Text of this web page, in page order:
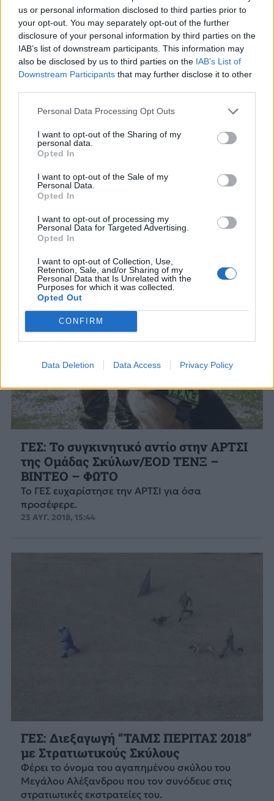
us or personal information disclosed to third parties prior to
your opt-out. You may separately opt-out of the further
disclosure of your personal information by third parties on the
IAB’s list of downstream participants. This information may
also be disclosed by us to third parties on the IAB’s List of
Downstream Participants that may further disclose it to other
Personal Data Processing Opt Outs
I want to opt-out of the Sharing of my
personal data.
Opted In
I want to opt-out of the Sale of my
Personal Data.
Opted In
I want to opt-out of processing my
Personal Data for Targeted Advertising.
Opted In
I want to opt-out of Collection, Use,
Retention, Sale, and/or Sharing of my
Personal Data that Is Unrelated with the
Purposes for which it was collected.
Opted Out
CONFIRM
Data Deletion Data Access Privacy Policy
Στεφανή στους τετράποδους κομμάντο
του ΣΞ
4 ΟΚΤ. 2018, 22:52
ΓΕΣ: Το συγκινητικό αντίο στην ΑΡΤΣΙ
της Ομάδας Σκύλων/EOD ΤΕΝΞ –
ΒΙΝΤΕΟ – ΦΩΤΟ
Το ΓΕΣ ευχαρίστησε την ΑΡΤΣΙ για όσα
προσέφερε.
23 ΑΥΓ. 2018, 15:44
ΓΕΣ: Διεξαγωγή “ΤΑΜΣ ΠΕΡΙΤΑΣ 2018”
με Στρατιωτικούς Σκύλους
Φέρει το όνομα του αγαπημένου σκύλου του
Μεγάλου Αλέξανδρου που τον συνόδευε στις
στρατιωτικές εκστρατείες του.